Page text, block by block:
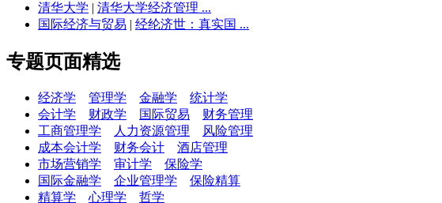
清华大学 | 清华大学经济管理 ...
国际经济与贸易 | 经纶济世：真实国 ...
专题页面精选
经济学 管理学 金融学
统计学
会计学
财政学 国际贸易
财务管理
工商管理学
人力资源管理
风险管理
成本会计学
财务会计
酒店管理
市场营销学
审计学
保险学
国际金融学
企业管理学
保险精算
精算学
心理学 哲学